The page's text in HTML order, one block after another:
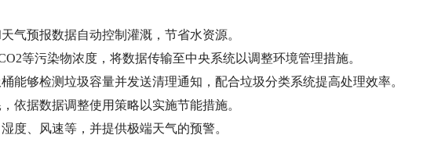
气预报数据自动控制灌溉，节省水资源。
等污染物浓度，将数据传输至中央系统以调整环境管理措施。
能够检测垃圾容量并发送清理通知，配合垃圾分类系统提高处理效率。
依据数据调整使用策略以实施节能措施。
度、风速等，并提供极端天气的预警。